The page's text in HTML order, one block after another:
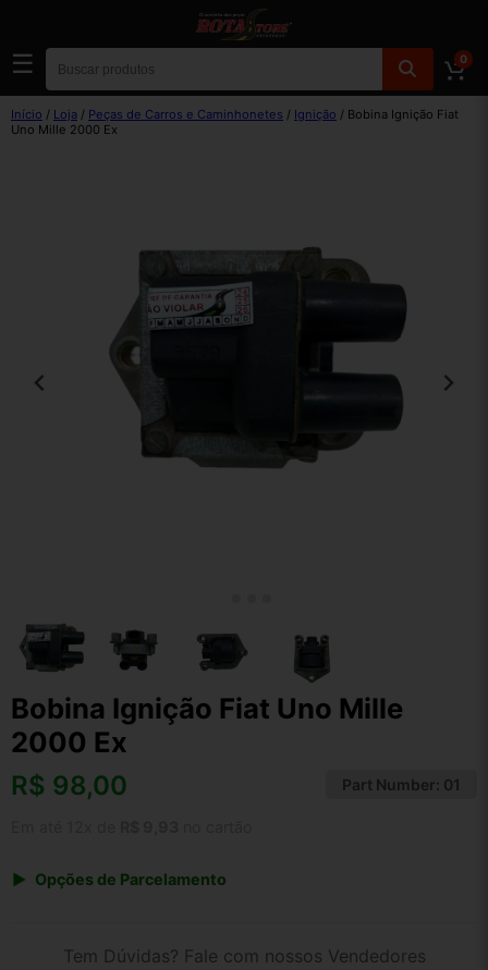
☰ 0
Início / Loja / Peças de Carros e Caminhonetes / Ignição / Bobina Ignição Fiat
Uno Mille 2000 Ex
Bobina Ignição Fiat Uno Mille
2000 Ex
R$ 98,00 Part Number: 01
Opções de Parcelamento
Tem Dúvidas? Fale com nossos Vendedores